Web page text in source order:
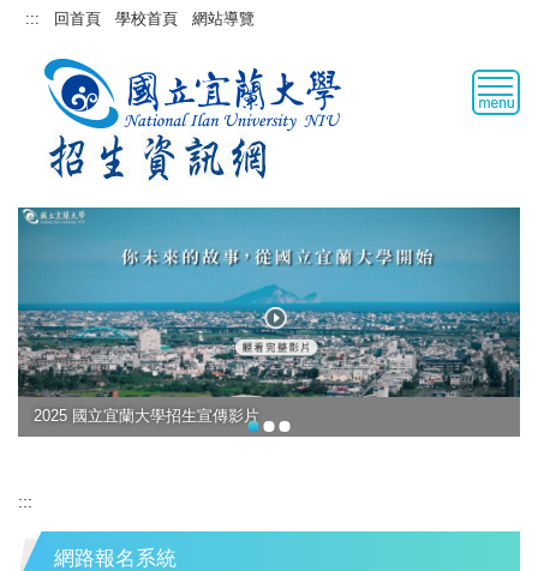
跳::: 回首頁 學校首頁 網站導覽
2025 國立宜蘭大學招生宣傳影片
:::
網路報名系統